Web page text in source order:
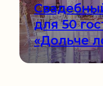
для 50
«Дольче